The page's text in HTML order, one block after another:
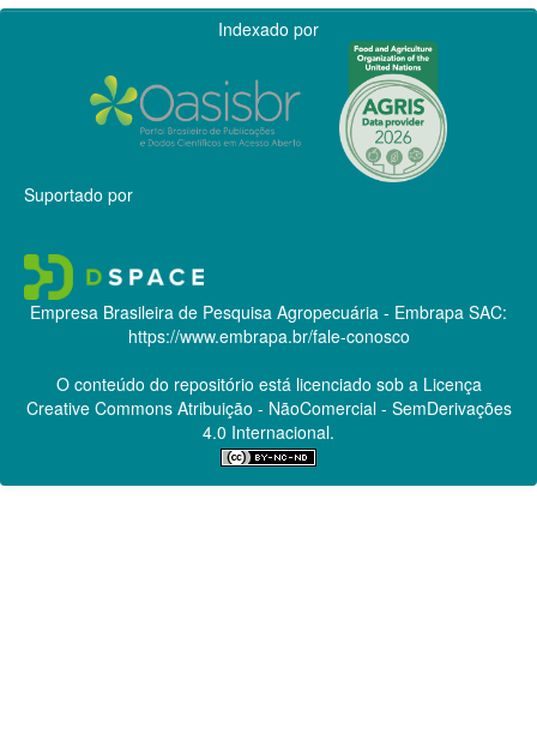
Indexado por
Suportado por
Empresa Brasileira de Pesquisa Agropecuária - Embrapa SAC:
https://www.embrapa.br/fale-conosco
O conteúdo do repositório está licenciado sob a Licença
Creative CommonsAtribuição - NãoComercial - SemDerivações
4.0 Internacional.